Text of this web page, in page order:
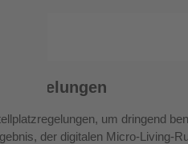
um dringend
der digitalen Micro-Living-